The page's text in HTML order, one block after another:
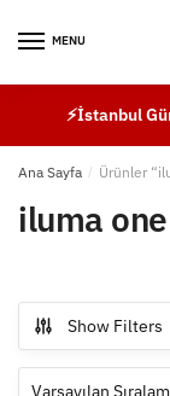
MENU
⚡İstanbul
Ana Sayfa / Ürünler
iluma
Show Filters